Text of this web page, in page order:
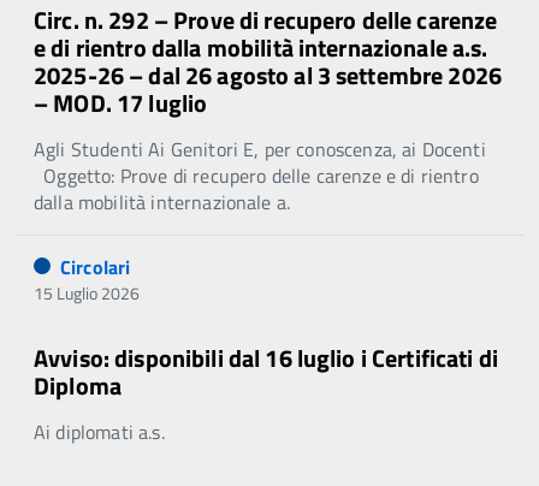
Circ. n. 292 – Prove di recupero delle carenze
e di rientro dalla mobilità internazionale a.s.
2025-26 – dal 26 agosto al 3 settembre 2026
– MOD. 17 luglio
Agli Studenti Ai Genitori E, per conoscenza, ai Docenti
Oggetto: Prove di recupero delle carenze e di rientro
dalla mobilità internazionale a.
Circolari
15 Luglio 2026
Avviso: disponibili dal 16 luglio i Certificati di
Diploma
Ai diplomati a.s.